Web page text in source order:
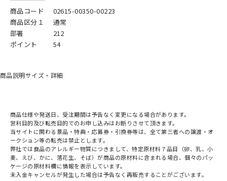
商品コード
02615-00350-00223
商品区分１
通常
部署
212
ポイント
54
商品説明サイズ・詳細
商品仕様や発送日、受注期間は予告なく変更になる場合があります。
営利目的及び転売目的でのお申し込みはお断りさせて頂きます。
当サイトに関わる景品・特典・応募券・引換券等は、全て第三者への譲渡・オ
ークション等の転売は禁止とします。
弊社では食品のアレルギー物質につきまして、特定原材料７品目（卵、乳、小
麦、えび、かに、落花生、そば）が商品の原材料に含まれる場合、個々のパッ
ケージの原材料欄に情報を表示しています。
未入金キャンセルが発生した場合は予告なく再販売することがございます。